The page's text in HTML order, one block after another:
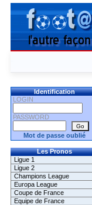
Identification
LOGIN
PASSWORD
Mot de passe oublié
Les Pronos
Ligue 1
Ligue 2
Champions League
Europa League
Coupe de France
Equipe de France